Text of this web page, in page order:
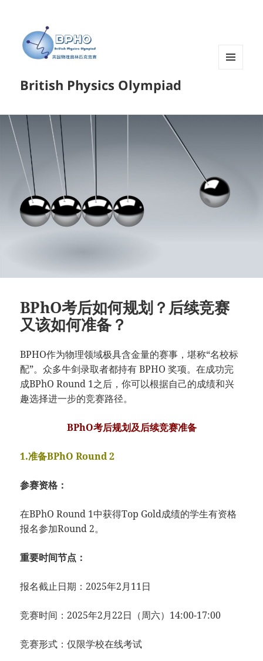
British Physics Olympiad
BPhO考后如何规划？后续竞赛
又该如何准备？
BPHO作为物理领域极具含金量的赛事，堪称“名校标
配”。众多牛剑录取者都持有 BPHO 奖项。在成功完
成BPhO Round 1之后，你可以根据自己的成绩和兴
趣选择进一步的竞赛路径。
BPhO考后规划及后续竞赛准备
1.准备BPhO Round 2
参赛资格：
在BPhO Round 1中获得Top Gold成绩的学生有资格
报名参加Round 2。
重要时间节点：
报名截止日期：2025年2月11日
竞赛时间：2025年2月22日（周六）14:00-17:00
竞赛形式：仅限学校在线考试